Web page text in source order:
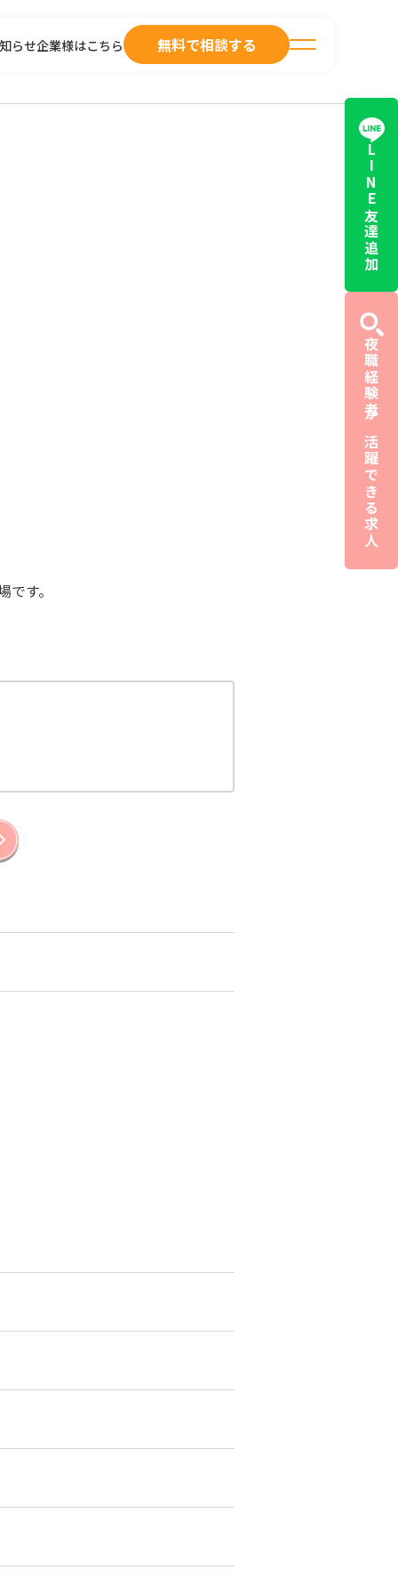
らせ企業様はこちら 無料で相談する
LINE友達追加
夜職経験者が活躍できる求人
す。